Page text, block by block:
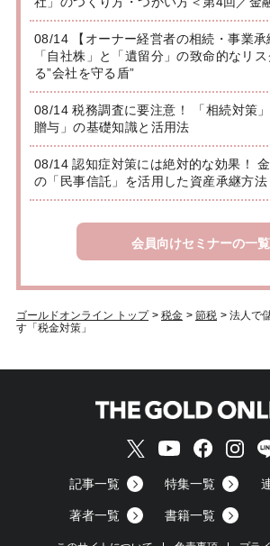
08/14 【オーナー経営者の相続・事業承
「自社株」と「遺留分」の致命的なリ
る”会社を守る盾”
08/14 税務調査に要注意！ 「相続対策
贈与」の基礎知識と活用法
08/14 認知症対策には絶対的な効果！
の「民事信託」を活用した資産承継方法
会員向けセミナーの一覧
ゴールドオンライン トップ > 税金 > 節税 > 法人で
す「税金対策」
記事一覧 特集一覧
著者一覧 書籍一覧